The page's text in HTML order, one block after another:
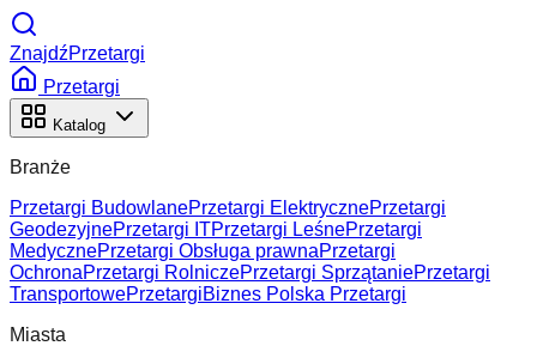
ZnajdźPrzetargi
Przetargi
Katalog
Branże
Przetargi BudowlanePrzetargi ElektrycznePrzetargi
GeodezyjnePrzetargi ITPrzetargi LeśnePrzetargi
MedycznePrzetargi Obsługa prawnaPrzetargi
OchronaPrzetargi RolniczePrzetargi SprzątaniePrzetargi
TransportowePrzetargiBiznes Polska Przetargi
Miasta